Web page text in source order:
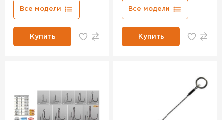
Все модели
Купить
Все модели
Купить